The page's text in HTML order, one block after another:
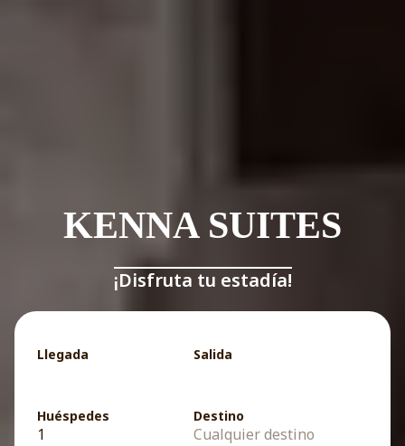
KENNA SUITES
¡Disfruta tu estadía!
Destino
Cualquier destino
Llegada Salida
Huéspedes
1